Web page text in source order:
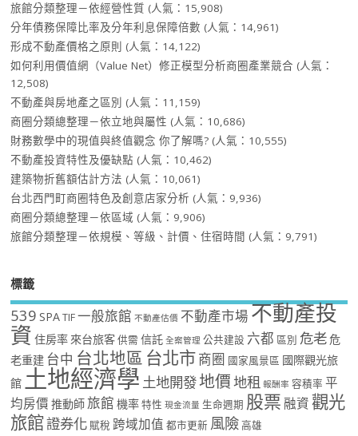
旅館分類整理－依經營性質 (人氣：15,908)
分年債務保障比率及分年利息保障倍數 (人氣：14,961)
形成不動產價格之原則 (人氣：14,122)
如何利用價值網（Value Net）修正模型分析商圈產業競合 (人氣：
12,508)
不動產與房地產之區別 (人氣：11,159)
商圈分類總整理－依立地與屬性 (人氣：10,686)
財務數學中的現值與終值觀念 你了解嗎? (人氣：10,555)
不動產投資特性及優缺點 (人氣：10,462)
建築物折舊額估計方法 (人氣：10,061)
台北西門町商圈特色及創意店家分析 (人氣：9,936)
商圈分類總整理－依區域 (人氣：9,906)
旅館分類整理－依規模、等級、計價、住宿時間 (人氣：9,791)
標籤
539 SPA TIF 一般旅館 不動產估價 不動產市場不動產投
資 住房率 來台旅客 供需 信託 全案管理 公共建設 六都 區別 危老危
老重建 台中 台北地區 台北市商圈 國家風景區 國際觀光旅
館 土地經濟學 土地開發地價地租 報酬率 容積率 平
均房價 推動師旅館 機率 特性 現金流量 生命週期 股票 融資 觀光
旅館證券化 賦稅 跨域加值 都市更新 風險 高雄